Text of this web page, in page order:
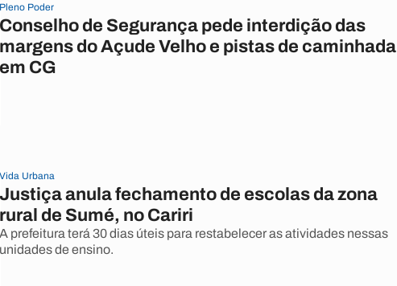
Pleno Poder
Conselho de Segurança pede interdição das
margens do Açude Velho e pistas de caminhada
em CG
Vida Urbana
Justiça anula fechamento de escolas da zona
rural de Sumé, no Cariri
A prefeitura terá 30 dias úteis para restabelecer as atividades nessas
unidades de ensino.